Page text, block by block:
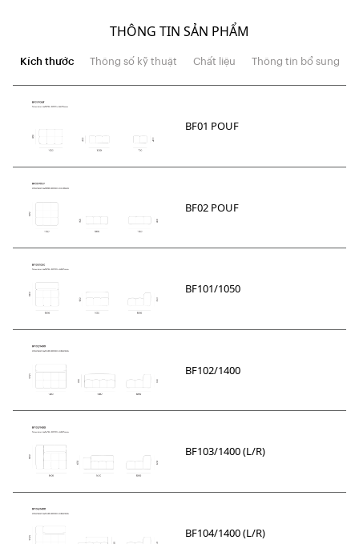
THÔNG TIN SẢN PHẨM
Kích thước Thông số kỹ thuật Chất liệu Thông tin bổ sung
BF01 POUF
BF02 POUF
BF101/1050
BF102/1400
BF103/1400 (L/R)
BF104/1400 (L/R)